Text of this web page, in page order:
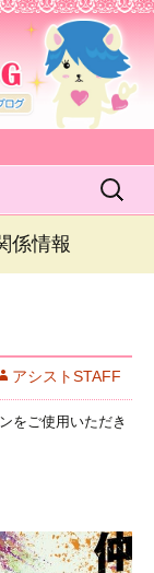
検
係情報
アシストSTAFF
をご使用いただき